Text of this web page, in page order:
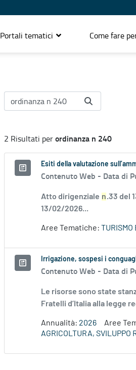
Portali tematici Come fare
2 Risultati perordinanza n 240
Esiti della valutazione
Contenuto Web - Data di
Atto dirigenziale n.33 del
13/02/2026...
Aree Tematiche: TURISMO
Irrigazione, sospesi i
Contenuto Web - Data di
Le risorse sono state
Fratelli d’Italia alla legge
Annualità: 2026 Aree
AGRICOLTURA, SVILUPPO